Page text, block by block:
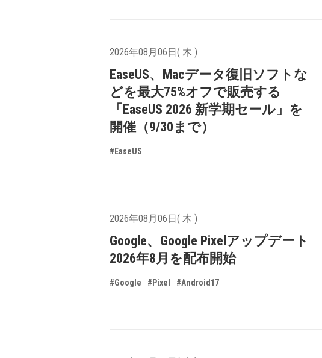
2026年08月06日( 木 )
EaseUS、Macデータ復旧ソフトな
どを最大75%オフで販売する
「EaseUS 2026 新学期セール」を
開催（9/30まで）
#EaseUS
2026年08月06日( 木 )
Google、Google Pixelアップデート
2026年8月を配布開始
#Google #Pixel #Android17